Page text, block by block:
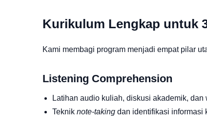
Kurikulum Lengkap untuk
Kami membagi program menjadi empat pilar
Listening Comprehension
Latihan audio kuliah, diskusi akademik, dan
Teknik note-taking dan identifikasi informasi